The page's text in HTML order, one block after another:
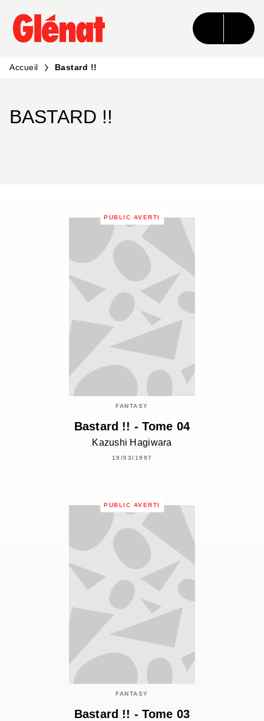
MENU RECHERCHE CONTENU
PIED DE PAGE
Accueil Bastard !!
BASTARD !!
PUBLIC AVERTI
FANTASY
Bastard !! - Tome 04
Kazushi Hagiwara
19/03/1997
PUBLIC AVERTI
FANTASY
Bastard !! - Tome 03